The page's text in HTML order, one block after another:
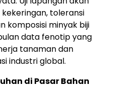
toleransi
komposisi minyak biji
data fenotip yang
tanaman dan
industri global.
di Pasar Bahan